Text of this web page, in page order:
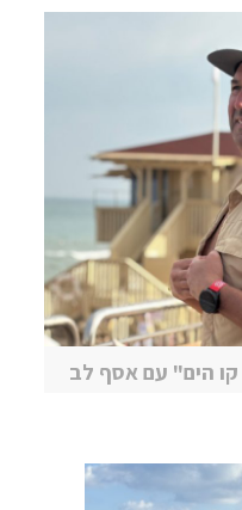
הים" עם אסף לב